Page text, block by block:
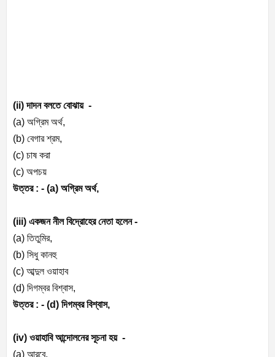
(ii) দাদন বলতে বোঝায় -
(a) অগ্রিম অর্থ,
(b) বেগার শ্রম,
(c) চাষ করা
(c) অপচয়
উত্তর : - (a) অগ্রিম অর্থ,
(iii) একজন নীল বিদ্রোহের নেতা হলেন -
(a) তিতুমির,
(b) সিধু কানহু
(c) আব্দুল ওয়াহাব
(d) দিগম্বর বিশ্বাস,
উত্তর : - (d) দিগম্বর বিশ্বাস,
(iv) ওয়াহাবি আন্দোলনের সূচনা হয় -
(a) আরবে,